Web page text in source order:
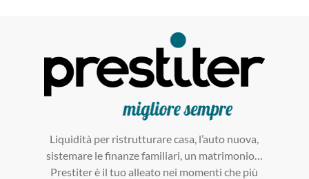
Liquidità per ristrutturare casa, l’auto nuova,
sistemare le finanze familiari, un matrimonio…
Prestiter è il tuo alleato nei momenti che più